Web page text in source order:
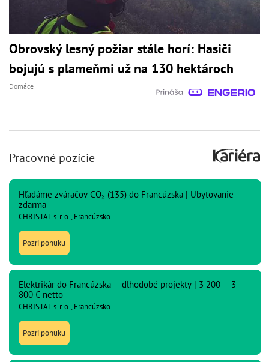
Obrovský lesný požiar stále horí: Hasiči
bojujú s plameňmi už na 130 hektároch
Domáce
Pracovné pozície
Hľadáme zváračov CO₂ (135) do Francúzska | Ubytovanie
zdarma
CHRISTAL s. r. o., Francúzsko
Pozri ponuku
Elektrikár do Francúzska – dlhodobé projekty | 3 200 – 3
800 € netto
CHRISTAL s. r. o., Francúzsko
Pozri ponuku